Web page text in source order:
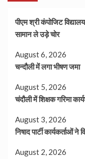
पीएम श्री कंपोजिट
सामान ले उड़े चोर
August 6, 2026
चन्दौली में लगा भीषण जमा
August 5, 2026
चंदौली में शिक्षक गरिमा
August 3, 2026
निषाद पार्टी कार्यकर्ताओं
August 2, 2026